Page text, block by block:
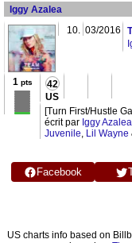
Iggy Azalea
10. 03/2016
1 pts 42
US
[Turn First/Hustle
écrit par Iggy Azalea
Juvenile, Lil Wayne
Facebook
US charts info based on